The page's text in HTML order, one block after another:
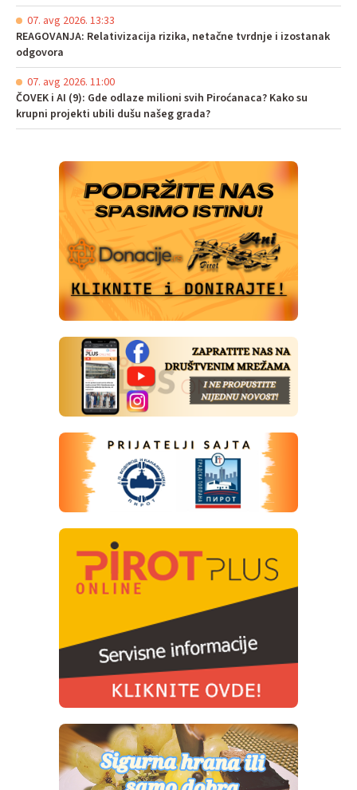
07. avg 2026. 13:33
REAGOVANJA: Relativizacija rizika, netačne tvrdnje i izostanak
odgovora
07. avg 2026. 11:00
ČOVEK i AI (9): Gde odlaze milioni svih Piroćanaca? Kako su
krupni projekti ubili dušu našeg grada?